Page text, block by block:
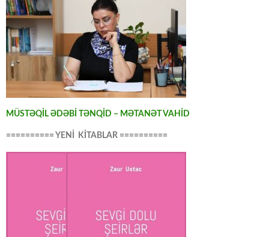
MÜSTƏQİL ƏDƏBİ TƏNQİD – MƏTANƏT VAHİD
========== YENİ KİTABLAR ==========